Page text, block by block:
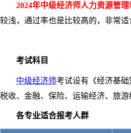
2024年中级经济师人力资源管
较浅，通过率也是比较高的，非常适
考试科目
中级经济师考试设有《经济基
税收、金融、保险、运输经济、旅
各专业适合报考人群